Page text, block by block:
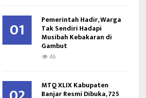
o
01 Pemerintah Hadir, Warga
Tak Sendiri Hadapi
Musibah Kebakaran di
Gambut
46
MTQ XLIX Kabupaten
Banjar Resmi Dibuka, 725